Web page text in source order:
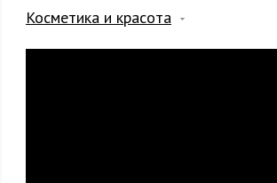
Косметика и красота